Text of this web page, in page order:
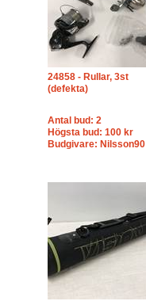
24858 - Rullar, 3st
(defekta)
Antal bud: 2
Högsta bud: 100 kr
Budgivare: Nilsson90